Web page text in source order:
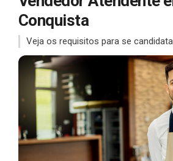
Conquista
Veja os requisitos para se